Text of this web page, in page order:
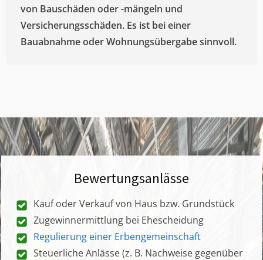
von Bauschäden oder -mängeln und
Versicherungsschäden. Es ist bei einer
Bauabnahme oder Wohnungsübergabe sinnvoll.
Bewertungsanlässe
Kauf oder Verkauf von Haus bzw. Grundstück
Zugewinnermittlung bei Ehescheidung
Regulierung einer Erbengemeinschaft
Steuerliche Anlässe (z. B. Nachweise gegenüber